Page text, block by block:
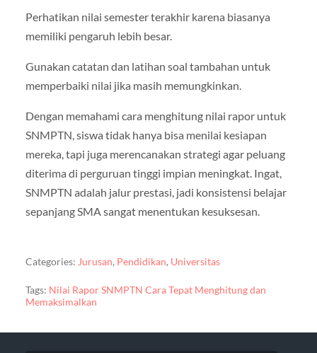
Perhatikan nilai semester terakhir karena biasanya
memiliki pengaruh lebih besar.
Gunakan catatan dan latihan soal tambahan untuk
memperbaiki nilai jika masih memungkinkan.
Dengan memahami cara menghitung nilai rapor untuk
SNMPTN, siswa tidak hanya bisa menilai kesiapan
mereka, tapi juga merencanakan strategi agar peluang
diterima di perguruan tinggi impian meningkat. Ingat,
SNMPTN adalah jalur prestasi, jadi konsistensi belajar
sepanjang SMA sangat menentukan kesuksesan.
Categories: Jurusan, Pendidikan, Universitas
Tags: Nilai Rapor SNMPTN Cara Tepat Menghitung dan
Memaksimalkan